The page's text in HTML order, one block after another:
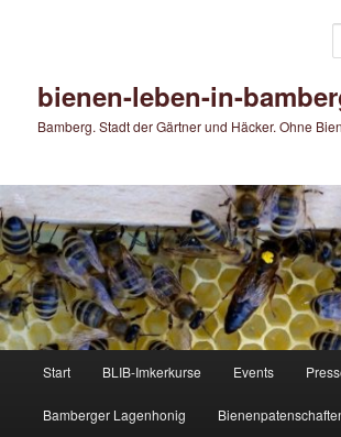
bienen-leben-in-
Bamberg. Stadt der Gärtner und Häcker. Ohne
Start BLIB-Imkerkurse Events
Bamberger Lagenhonig